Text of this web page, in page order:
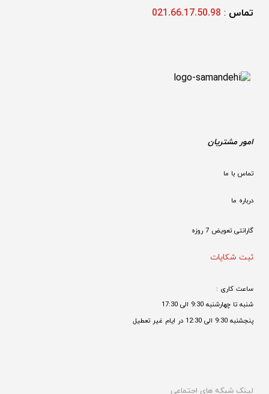
تماس :
021.66.17.50.98
امور مشتریان
تماس با ما
درباره ما
گارانتی تعویض 7 روزه
ثبت شکایات
ساعت کاری :
شنبه تا چهارشنبه 9:30 الی 17:30
پنجشنبه 9:30 الی 12:30 در ایام غیر تعطیل
لینک شبکه های اجتماعی